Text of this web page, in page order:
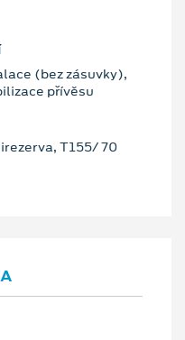
(bez zásuvky),
přívěsu
T155/ 70